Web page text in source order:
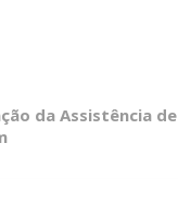
da Assistência de